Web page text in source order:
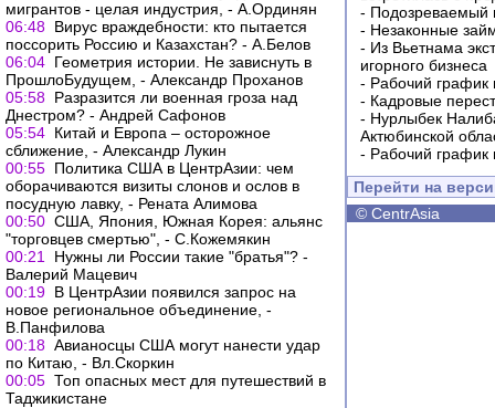
мигрантов - целая индустрия, - А.Ординян
06:48 Вирус враждебности: кто пытается
поссорить Россию и Казахстан? - А.Белов
06:04 Геометрия истории. Не зависнуть в
ПрошлоБудущем, - Александр Проханов
05:58 Разразится ли военная гроза над
Днестром? - Андрей Сафонов
05:54 Китай и Европа – осторожное
сближение, - Александр Лукин
00:55 Политика США в ЦентрАзии: чем
оборачиваются визиты слонов и ослов в
посудную лавку, - Рената Алимова
00:50 США, Япония, Южная Корея: альянс
"торговцев смертью", - С.Кожемякин
00:21
Нужны ли России такие "братья"? -
Валерий Мацевич
00:19 В ЦентрАзии появился запрос на
новое региональное объединение, -
В.Панфилова
00:18 Авианосцы США могут нанести удар
по Китаю, - Вл.Скоркин
00:05 Топ опасных мест для путешествий в
Таджикистане
- Подозреваемый
- Незаконные
- Из Вьетнама
игорного бизнеса
- Рабочий график
- Кадровые
- Нурлыбек
Актюбинской
- Рабочий график
Перейти на
© CentrAsia